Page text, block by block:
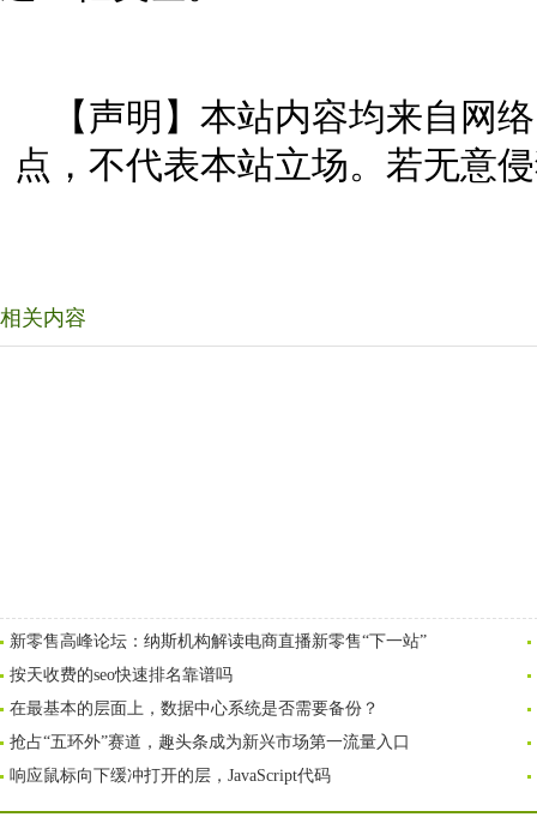
【声明】本站内容均来自网
点，不代表本站立场。若无意
相关内容
新零售高峰论坛：纳斯机构解读电商直播新零售“下一站”
按天收费的seo快速排名靠谱吗
在最基本的层面上，数据中心系统是否需要备份？
抢占“五环外”赛道，趣头条成为新兴市场第一流量入口
响应鼠标向下缓冲打开的层，JavaScript代码